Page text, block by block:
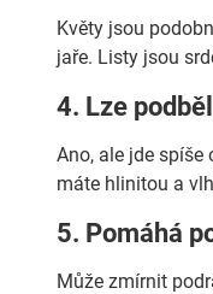
Květy jsou
jaře. Listy jsou
4. Lze
Ano, ale jde
máte hlinitou a
5. Pomáhá
Může zmírnit